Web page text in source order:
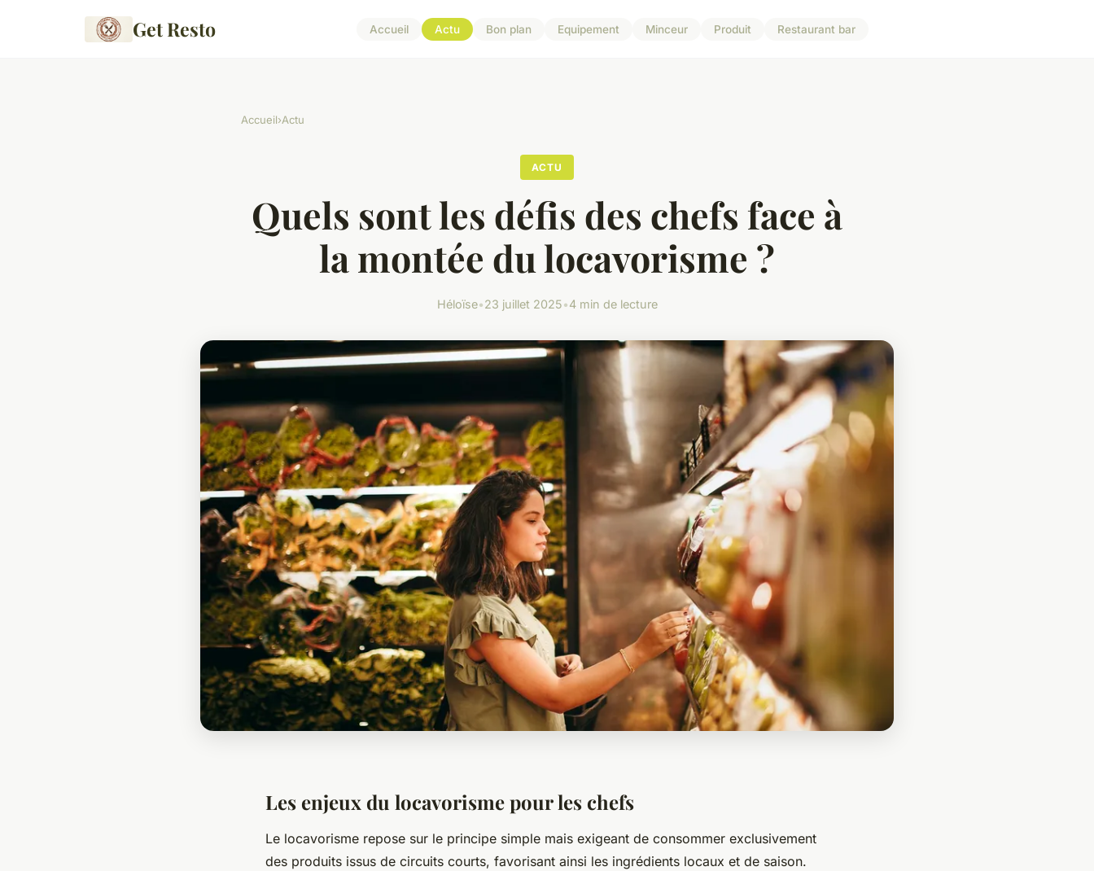
Get Resto Accueil Actu Bon plan Equipement Minceur Produit Restaurant bar
Accueil›Actu
ACTU
Quels sont les défis des chefs face à
la montée du locavorisme ?
Héloïse•23 juillet 2025•4 min de lecture
Les enjeux du locavorisme pour les chefs
Le locavorisme repose sur le principe simple mais exigeant de consommer exclusivement
des produits issus de circuits courts, favorisant ainsi les ingrédients locaux et de saison.